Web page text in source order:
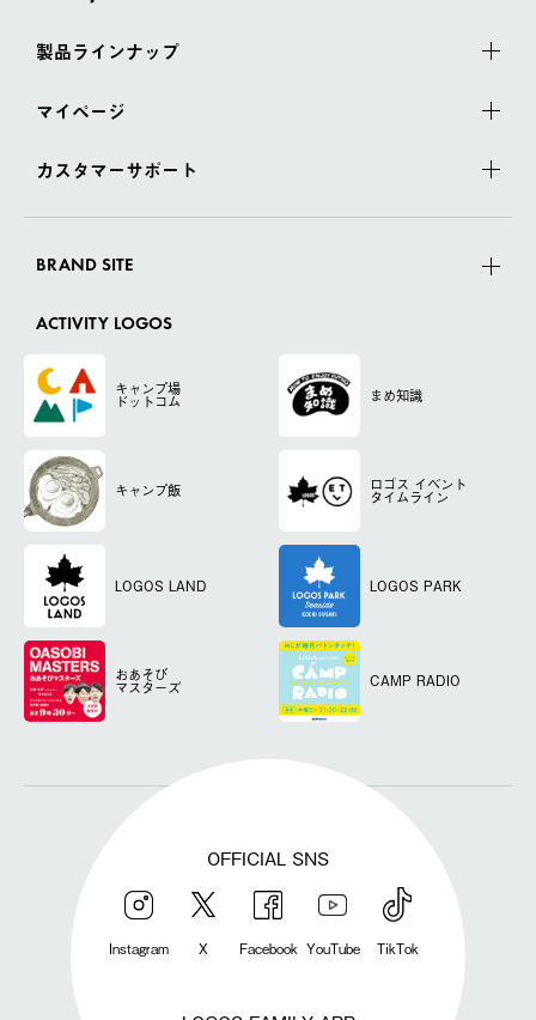
製品ラインナップ
マイページ
カスタマーサポート
BRAND SITE
ACTIVITY LOGOS
キャンプ場
ドットコム まめ知識
キャンプ飯 ロゴス イベント
タイムライン
LOGOS LAND LOGOS PARK
おあそび
マスターズ CAMP RADIO
OFFICIAL SNS
Instagram X Facebook YouTube TikTok